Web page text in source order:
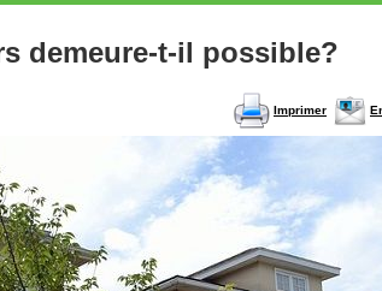
demeure-t-il possible?
Imprimer